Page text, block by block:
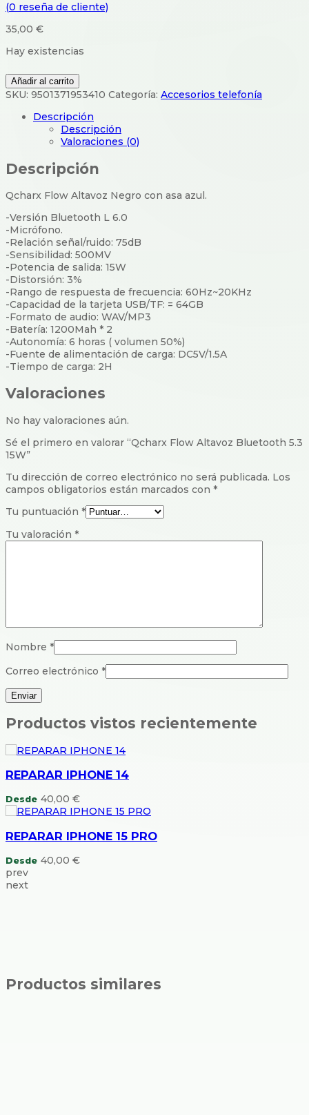
(0 reseña de cliente)
35,00 €
Hay existencias
Qcharx
Flow
Altavoz
Añadir al carrito
SKU: 9501371953410 Categoría: Accesorios telefonía
Descripción
Descripción
Valoraciones (0)
Descripción
Qcharx Flow Altavoz Negro con asa azul.
-Versión Bluetooth L 6.0
-Micrófono.
-Relación señal/ruido: 75dB
-Sensibilidad: 500MV
-Potencia de salida: 15W
-Distorsión: 3%
-Rango de respuesta de frecuencia: 60Hz~20KHz
-Capacidad de la tarjeta USB/TF: = 64GB
-Formato de audio: WAV/MP3
-Batería: 1200Mah * 2
-Autonomía: 6 horas ( volumen 50%)
-Fuente de alimentación de carga: DC5V/1.5A
-Tiempo de carga: 2H
Valoraciones
No hay valoraciones aún.
Sé el primero en valorar “Qcharx Flow Altavoz Bluetooth 5.3
15W”
Tu dirección de correo electrónico no será publicada. Los
campos obligatorios están marcados con *
Tu puntuación *
Tu valoración *
Nombre *
Correo electrónico *
Productos vistos recientemente
REPARAR IPHONE 14
Desde 40,00 €
REPARAR IPHONE 15 PRO
Desde 40,00 €
prev
next
Productos similares